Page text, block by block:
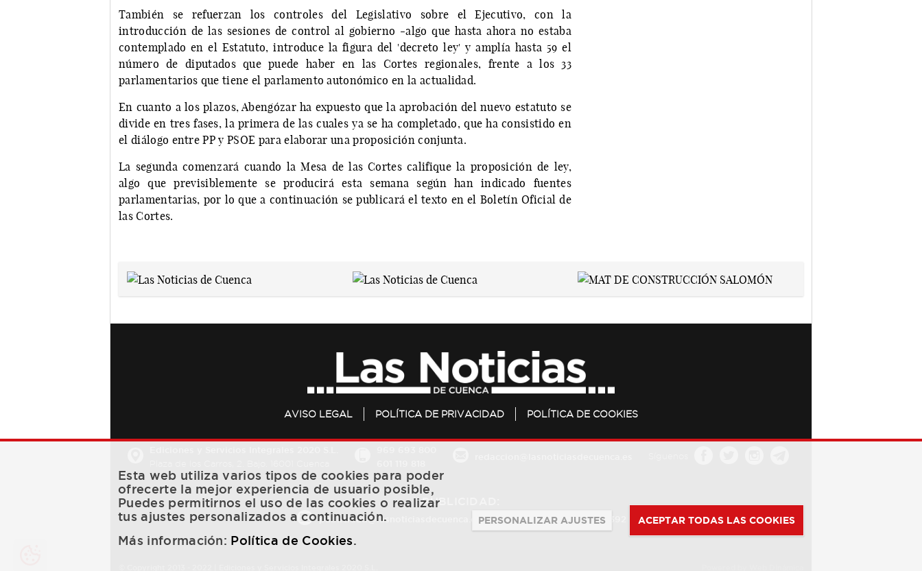
También se refuerzan los controles del Legislativo sobre el Ejecutivo, con la
introducción de las sesiones de control al gobierno -algo que hasta ahora no estaba
contemplado en el Estatuto, introduce la figura del 'decreto ley' y amplía hasta 59 el
número de diputados que puede haber en las Cortes regionales, frente a los 33
parlamentarios que tiene el parlamento autonómico en la actualidad.
En cuanto a los plazos, Abengózar ha expuesto que la aprobación del nuevo estatuto se
divide en tres fases, la primera de las cuales ya se ha completado, que ha consistido en
el diálogo entre PP y PSOE para elaborar una proposición conjunta.
La segunda comenzará cuando la Mesa de las Cortes califique la proposición de ley,
algo que previsiblemente se producirá esta semana según han indicado fuentes
parlamentarias, por lo que a continuación se publicará el texto en el Boletín Oficial de
las Cortes.
AVISO LEGAL POLÍTICA DE PRIVACIDAD POLÍTICA DE COOKIES
PUBLICIDAD:
publicidad@lasnoticiasdecuenca.es 684 126 573 / 670 726 392
Esta web utiliza varios tipos de cookies para poder
ofrecerte la mejor experiencia de usuario posible,
Puedes permitirnos el uso de las cookies o realizar
tus ajustes personalizados a continuación.
Más información: Política de Cookies.
PERSONALIZAR AJUSTES ACEPTAR TODAS LAS COOKIES